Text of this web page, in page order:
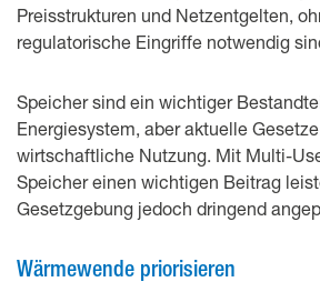
Preisstrukturen und Netzentgelten,
regulatorische Eingriffe notwendig
Speicher sind ein wichtiger
Energiesystem, aber aktuelle
wirtschaftliche Nutzung. Mit Multi-
Speicher einen wichtigen Beitrag
Gesetzgebung jedoch dringend
Wärmewende priorisieren